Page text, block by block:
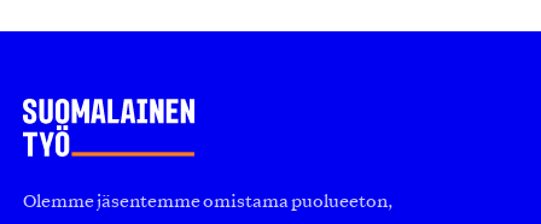
Olemme jäsentemme omistama puolueeton,